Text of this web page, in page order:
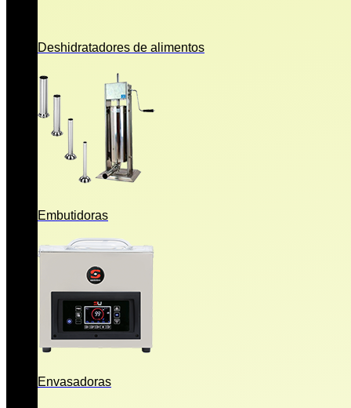
Deshidratadores de alimentos
Embutidoras
Envasadoras